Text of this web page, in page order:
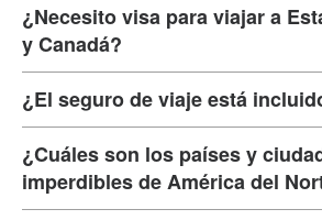
¿Necesito visa para viajar a
y Canadá?
¿El seguro de viaje está
¿Cuáles son los países y
imperdibles de América del